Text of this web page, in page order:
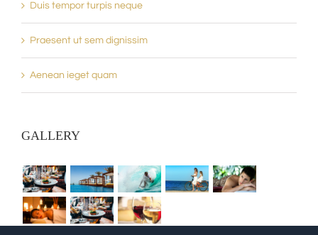
Duis tempor turpis neque
Praesent ut sem dignissim
Aenean ieget quam
GALLERY